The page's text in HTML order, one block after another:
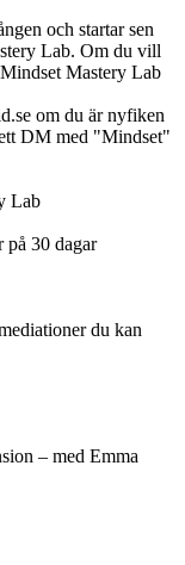
och startar sen
Lab. Om du vill
Mastery Lab
om du är nyfiken
DM med "Mindset"
Lab
på 30 dagar
du kan
– med Emma